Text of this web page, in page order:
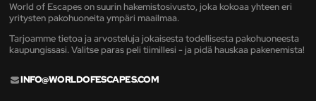
World of Escapes on suurin hakemistosivusto, joka kokoaa yhteen eri
yritysten pakohuoneita ympäri maailmaa.
Tarjoamme tietoa ja arvosteluja jokaisesta todellisesta pakohuoneesta
kaupungissasi. Valitse paras peli tiimillesi - ja pidä hauskaa pakenemista!
INFO@WORLDOFESCAPES.COM